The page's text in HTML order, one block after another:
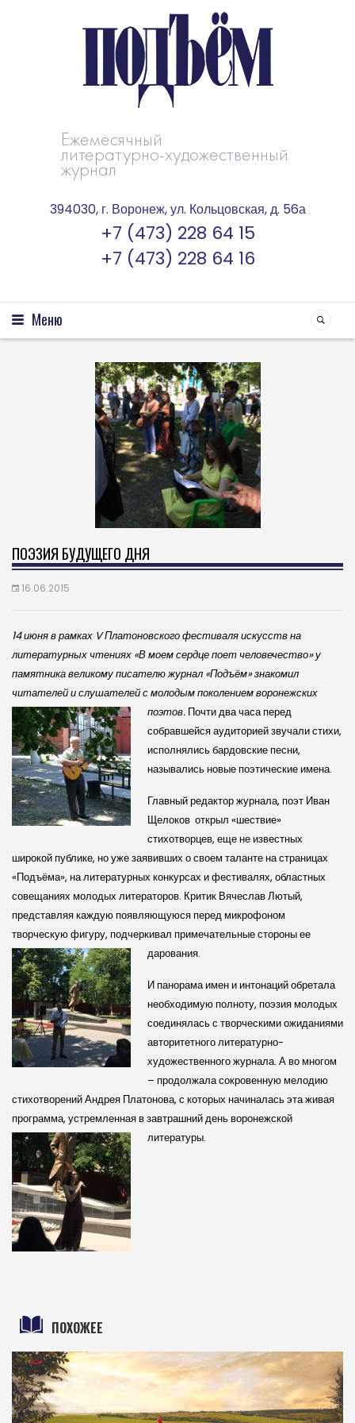
Ежемесячный
литературно-художественный
журнал
394030, г. Воронеж, ул. Кольцовская, д. 56а
+7 (473) 228 64 15
+7 (473) 228 64 16
Меню
ПОЭЗИЯ БУДУЩЕГО ДНЯ
16.06.2015
14 июня в рамках V Платоновского фестиваля искусств на
литературных чтениях «В моем сердце поет человечество» у
памятника великому писателю журнал «Подъём» знакомил
читателей и слушателей с молодым поколением воронежских
поэтов. Почти два часа перед
собравшейся аудиторией звучали стихи,
исполнялись бардовские песни,
назывались новые поэтические имена.
Главный редактор журнала, поэт Иван
Щелоков открыл «шествие»
стихотворцев, еще не известных
широкой публике, но уже заявивших о своем таланте на страницах
«Подъёма», на литературных конкурсах и фестивалях, областных
совещаниях молодых литераторов. Критик Вячеслав Лютый,
представляя каждую появляющуюся перед микрофоном
творческую фигуру, подчеркивал примечательные стороны ее
дарования.
И панорама имен и интонаций обретала
необходимую полноту, поэзия молодых
соединялась с творческими ожиданиями
авторитетного литературно-
художественного журнала. А во многом
– продолжала сокровенную мелодию
стихотворений Андрея Платонова, с которых начиналась эта живая
программа, устремленная в завтрашний день воронежской
литературы.
ПОХОЖЕЕ